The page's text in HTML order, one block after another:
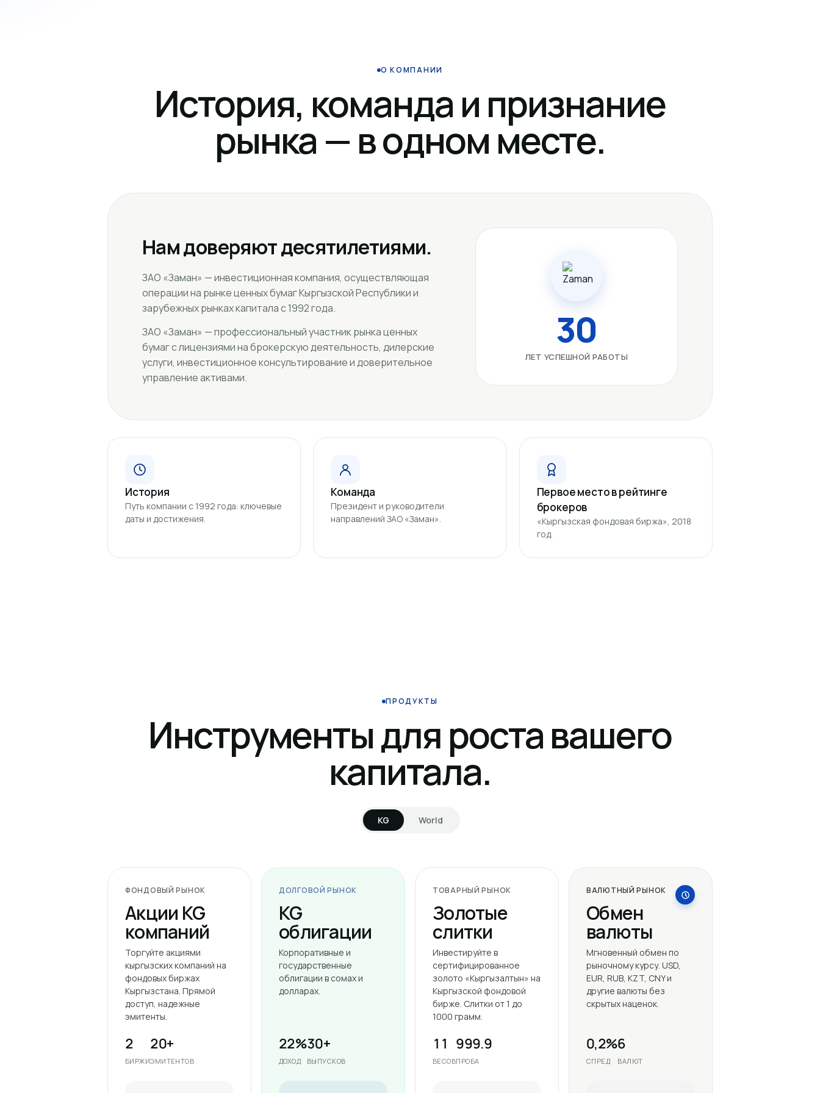
О КОМПАНИИ
История, команда и признание
рынка — в одном месте.
Нам доверяют десятилетиями.
ЗАО «Заман» — инвестиционная компания, осуществляющая
операции на рынке ценных бумаг Кыргызской Республики и
зарубежных рынках капитала с 1992 года.
ЗАО «Заман» — профессиональный участник рынка ценных
бумаг с лицензиями на брокерскую деятельность, дилерские
услуги, инвестиционное консультирование и доверительное
управление активами.
30
ЛЕТ УСПЕШНОЙ РАБОТЫ
История
Путь компании с 1992 года: ключевые
даты и достижения.
Команда
Президент и руководители
направлений ЗАО «Заман».
Первое место в рейтинге
брокеров
«Кыргызская фондовая биржа», 2018
год.
ПРОДУКТЫ
Инструменты для роста вашего
капитала.
KG World
ФОНДОВЫЙ РЫНОК
Акции KG
компаний
Торгуйте акциями
кыргызских компаний на
фондовых биржах
Кыргызстана. Прямой
доступ, надежные
эмитенты.
2
БИРЖИ
20+
ЭМИТЕНТОВ
ДОЛГОВОЙ РЫНОК
KG
облигации
Корпоративные и
государственные
облигации в сомах и
долларах.
22%
ДОХОД
30+
ВЫПУСКОВ
ТОВАРНЫЙ РЫНОК
Золотые
слитки
Инвестируйте в
сертифицированное
золото «Кыргызалтын» на
Кыргызской фондовой
бирже. Слитки от 1 до
1000 грамм.
11
ВЕСОВ
999.9
ПРОБА
ВАЛЮТНЫЙ РЫНОК
Обмен
валюты
Мгновенный обмен по
рыночному курсу. USD,
EUR, RUB, KZT, CNY и
другие валюты без
скрытых наценок.
0,2%
СПРЕД
6
ВАЛЮТ